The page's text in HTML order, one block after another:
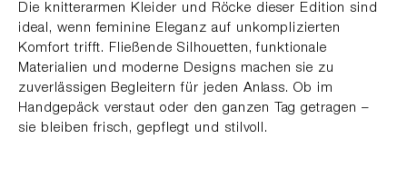
Die knitterarmen Kleider und Röcke dieser Edition sind
ideal, wenn feminine Eleganz auf unkomplizierten
Komfort trifft. Fließende Silhouetten, funktionale
Materialien und moderne Designs machen sie zu
zuverlässigen Begleitern für jeden Anlass. Ob im
Handgepäck verstaut oder den ganzen Tag getragen –
sie bleiben frisch, gepflegt und stilvoll.